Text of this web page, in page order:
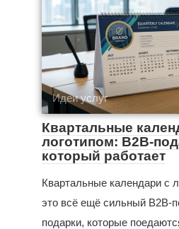
Идеи услуг
Квартальные
логотипом: B2B-
который работает
Квартальные календари с
это всё ещё сильный B2B-
подарки, которые